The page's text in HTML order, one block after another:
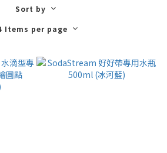
Sort by
Items per page